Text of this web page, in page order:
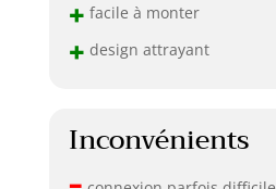
+ facile à monter
+ design attrayant
Inconvénients